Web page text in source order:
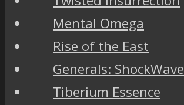
Mental Omega
Rise of the East
Generals: ShockWave
Tiberium Essence